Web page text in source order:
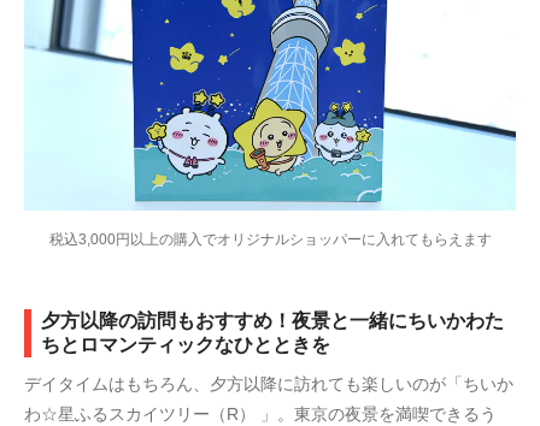
税込3,000円以上の購入でオリジナルショッパーに入れてもらえます
夕方以降の訪問もおすすめ！夜景と一緒にちいかわた
ちとロマンティックなひとときを
デイタイムはもちろん、夕方以降に訪れても楽しいのが「ちいか
わ☆星ふるスカイツリー（R） 」。東京の夜景を満喫できるう